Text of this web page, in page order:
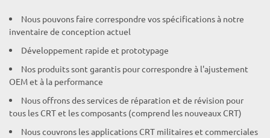
Nous pouvons faire correspondre vos spécifications à notre
inventaire de conception actuel
Développement rapide et prototypage
Nos produits sont garantis pour correspondre à l'ajustement
OEM et à la performance
Nous offrons des services de réparation et de révision pour
tous les CRT et les composants (comprend les nouveaux CRT)
Nous couvrons les applications CRT militaires et commerciales